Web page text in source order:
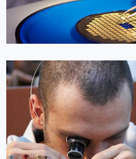
海南省东方市八所
海南省琼海市嘉积
海南省三亚市吉阳
杰登·奥斯卡里昂
资深帝舵技师
是重庆黔江区帝舵售后服务中心
(帝舵维修保养中心)
的高级技师之一
Chongqing Tudor Maintain